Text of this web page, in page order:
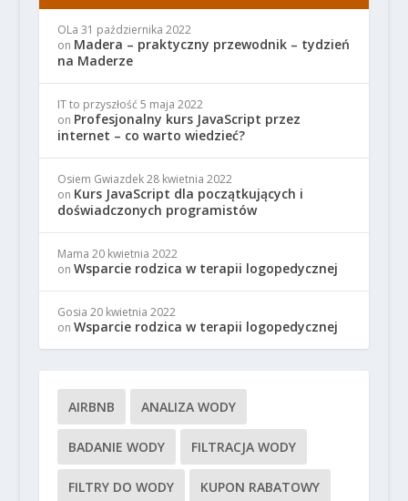
OLa 31 października 2022
on Madera – praktyczny przewodnik – tydzień
na Maderze
IT to przyszłość 5 maja 2022
on Profesjonalny kurs JavaScript przez
internet – co warto wiedzieć?
Osiem Gwiazdek 28 kwietnia 2022
on Kurs JavaScript dla początkujących i
doświadczonych programistów
Mama 20 kwietnia 2022
on Wsparcie rodzica w terapii logopedycznej
Gosia 20 kwietnia 2022
on Wsparcie rodzica w terapii logopedycznej
AIRBNB ANALIZA WODY
BADANIE WODY FILTRACJA WODY
FILTRY DO WODY KUPON RABATOWY